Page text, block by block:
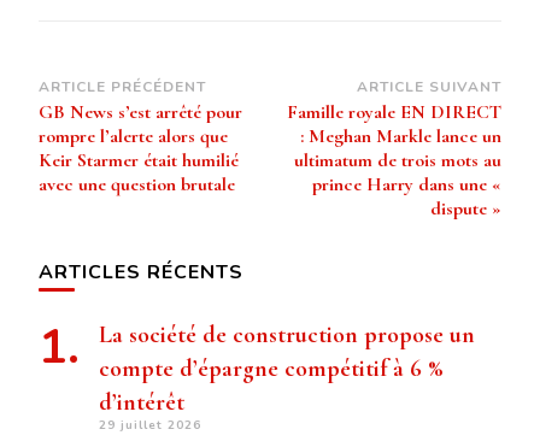
Navigation
d’article
ARTICLE PRÉCÉDENT
GB News s’est arrêté pour
rompre l’alerte alors que
Keir Starmer était humilié
avec une question brutale
ARTICLE SUIVANT
Famille royale EN DIRECT
: Meghan Markle lance un
ultimatum de trois mots au
prince Harry dans une «
dispute »
ARTICLES RÉCENTS
La société de construction propose un
compte d’épargne compétitif à 6 %
d’intérêt
29 juillet 2026